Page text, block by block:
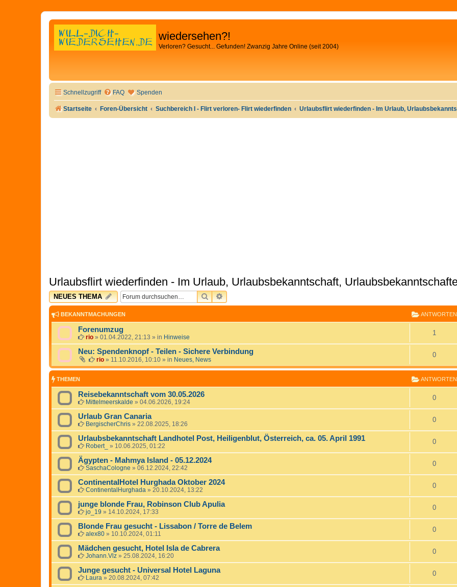
wiedersehen?!
Verloren? Gesucht... Gefunden! Zwanzig Jahre Online (seit 2004)
Schnellzugriff FAQ Spenden
Startseite Foren-Übersicht Suchbereich I - Flirt verloren- Flirt wiederfinden Urlaubsflirt wiederfinden - Im Urlaub,
Urlaubsflirt wiederfinden - Im Urlaub, Urlaubsbekanntschaft,
NEUES THEMA SUCHEERWEITERTE SUCHE
BEKANNTMACHUNGEN ANTWORTEN
Forenumzug
rio » 01.04.2022, 21:13 » in Hinweise
1
Neu: Spendenknopf - Teilen - Sichere Verbindung
rio » 11.10.2016, 10:10 » in Neues, News
0
THEMEN ANTWORTEN
Reisebekanntschaft vom 30.05.2026
Mittelmeerskalde » 04.06.2026, 19:24
0
Urlaub Gran Canaria
BergischerChris » 22.08.2025, 18:26
0
Urlaubsbekanntschaft Landhotel Post, Heiligenblut, Österreich, ca. 05. April 1991
Robert_ » 10.06.2025, 01:22
0
Ägypten - Mahmya Island - 05.12.2024
SaschaCologne » 06.12.2024, 22:42
0
ContinentalHotel Hurghada Oktober 2024
ContinentalHurghada » 20.10.2024, 13:22
0
junge blonde Frau, Robinson Club Apulia
jo_19 » 14.10.2024, 17:33
0
Blonde Frau gesucht - Lissabon / Torre de Belem
alex80 » 10.10.2024, 01:11
0
Mädchen gesucht, Hotel Isla de Cabrera
Johann.Vlz » 25.08.2024, 16:20
0
Junge gesucht - Universal Hotel Laguna
Laura » 20.08.2024, 07:42
0